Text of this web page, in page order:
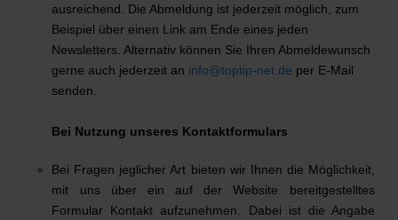
ausreichend. Die Abmeldung ist jederzeit möglich, zum
Beispiel über einen Link am Ende eines jeden
Newsletters. Alternativ können Sie Ihren Abmeldewunsch
gerne auch jederzeit an info@toptip-net.de per E-Mail
senden.
Bei Nutzung unseres Kontaktformulars
Bei Fragen jeglicher Art bieten wir Ihnen die Möglichkeit,
mit uns über ein auf der Website bereitgestelltes
Formular Kontakt aufzunehmen. Dabei ist die Angabe